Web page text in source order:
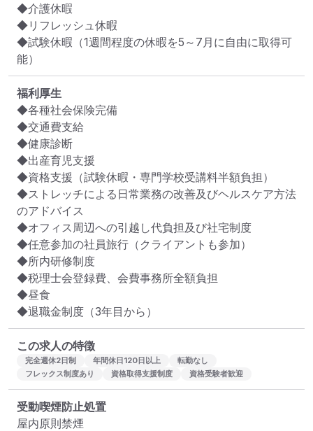
◆介護休暇
◆リフレッシュ休暇
◆試験休暇（1週間程度の休暇を5～7月に自由に取得可
能）
福利厚生
◆各種社会保険完備
◆交通費支給
◆健康診断
◆出産育児支援
◆資格支援（試験休暇・専門学校受講料半額負担）
◆ストレッチによる日常業務の改善及びヘルスケア方法
のアドバイス
◆オフィス周辺への引越し代負担及び社宅制度
◆任意参加の社員旅行（クライアントも参加）
◆所内研修制度
◆税理士会登録費、会費事務所全額負担
◆昼食
◆退職金制度（3年目から）
この求人の特徴
完全週休2日制 年間休日120日以上
転勤なし
フレックス制度あり
資格取得支援制度 資格受験者歓迎
受動喫煙防止処置
屋内原則禁煙